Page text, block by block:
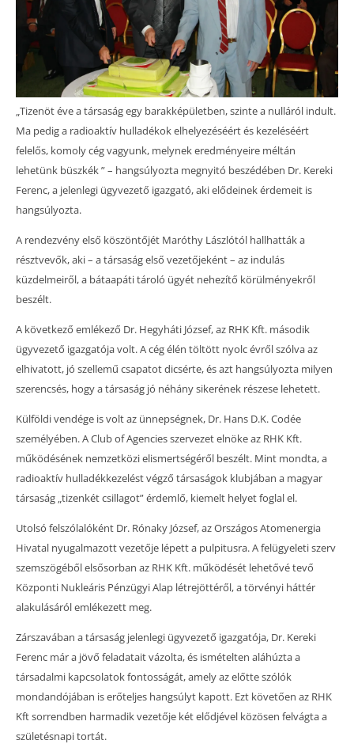
„Tizenöt éve a társaság egy barakképületben, szinte a nulláról indult.
Ma pedig a radioaktív hulladékok elhelyezéséért és kezeléséért
felelős, komoly cég vagyunk, melynek eredményeire méltán
lehetünk büszkék ” – hangsúlyozta megnyitó beszédében Dr. Kereki
Ferenc, a jelenlegi ügyvezető igazgató, aki elődeinek érdemeit is
hangsúlyozta.
A rendezvény első köszöntőjét Maróthy Lászlótól hallhatták a
résztvevők, aki – a társaság első vezetőjeként – az indulás
küzdelmeiről, a bátaapáti tároló ügyét nehezítő körülményekről
beszélt.
A következő emlékező Dr. Hegyháti József, az RHK Kft. második
ügyvezető igazgatója volt. A cég élén töltött nyolc évről szólva az
elhivatott, jó szellemű csapatot dicsérte, és azt hangsúlyozta milyen
szerencsés, hogy a társaság jó néhány sikerének részese lehetett.
Külföldi vendége is volt az ünnepségnek, Dr. Hans D.K. Codée
személyében. A Club of Agencies szervezet elnöke az RHK Kft.
működésének nemzetközi elismertségéről beszélt. Mint mondta, a
radioaktív hulladékkezelést végző társaságok klubjában a magyar
társaság „tizenkét csillagot” érdemlő, kiemelt helyet foglal el.
Utolsó felszólalóként Dr. Rónaky József, az Országos Atomenergia
Hivatal nyugalmazott vezetője lépett a pulpitusra. A felügyeleti szerv
szemszögéből elsősorban az RHK Kft. működését lehetővé tevő
Központi Nukleáris Pénzügyi Alap létrejöttéről, a törvényi háttér
alakulásáról emlékezett meg.
Zárszavában a társaság jelenlegi ügyvezető igazgatója, Dr. Kereki
Ferenc már a jövő feladatait vázolta, és ismételten aláhúzta a
társadalmi kapcsolatok fontosságát, amely az előtte szólók
mondandójában is erőteljes hangsúlyt kapott. Ezt követően az RHK
Kft sorrendben harmadik vezetője két elődjével közösen felvágta a
születésnapi tortát.